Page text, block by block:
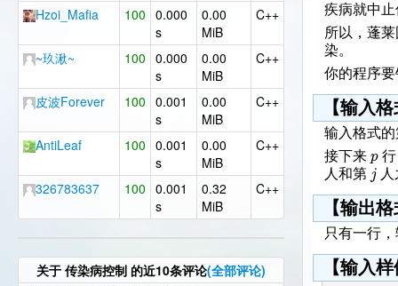
Hzoi_Mafia 100 0.000
s
0.00
MiB
C++
~玖湫~ 100 0.000
s
0.00
MiB
C++
皮波Forever 100 0.001
s
0.00
MiB
C++
AntiLeaf 100 0.001
s
0.00
MiB
C++
326783637 100 0.001
s
0.32
MiB
C++
关于 传染病控制 的近10条评论(全部评论)
疾病就中
所以，蓬
染。
你的程序
【输入
输入格式
接下来 p
人和第 j
【输出
只有一行
【输入